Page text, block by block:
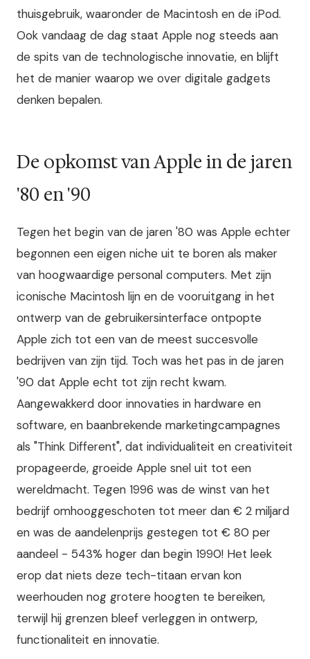
thuisgebruik, waaronder de Macintosh en de iPod.
Ook vandaag de dag staat Apple nog steeds aan
de spits van de technologische innovatie, en blijft
het de manier waarop we over digitale gadgets
denken bepalen.
De opkomst van Apple in de jaren
'80 en '90
Tegen het begin van de jaren '80 was Apple echter
begonnen een eigen niche uit te boren als maker
van hoogwaardige personal computers. Met zijn
iconische Macintosh lijn en de vooruitgang in het
ontwerp van de gebruikersinterface ontpopte
Apple zich tot een van de meest succesvolle
bedrijven van zijn tijd. Toch was het pas in de jaren
'90 dat Apple echt tot zijn recht kwam.
Aangewakkerd door innovaties in hardware en
software, en baanbrekende marketingcampagnes
als "Think Different", dat individualiteit en creativiteit
propageerde, groeide Apple snel uit tot een
wereldmacht. Tegen 1996 was de winst van het
bedrijf omhooggeschoten tot meer dan € 2 miljard
en was de aandelenprijs gestegen tot € 80 per
aandeel - 543% hoger dan begin 1990! Het leek
erop dat niets deze tech-titaan ervan kon
weerhouden nog grotere hoogten te bereiken,
terwijl hij grenzen bleef verleggen in ontwerp,
functionaliteit en innovatie.